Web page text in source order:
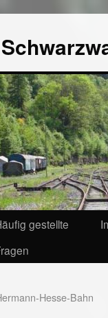
gestellte
Hesse-Bahn